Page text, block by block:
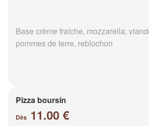
Base crème fraîche, mozzarella,
pommes de terre, reblochon
Pizza boursin
Dès 11.00 €